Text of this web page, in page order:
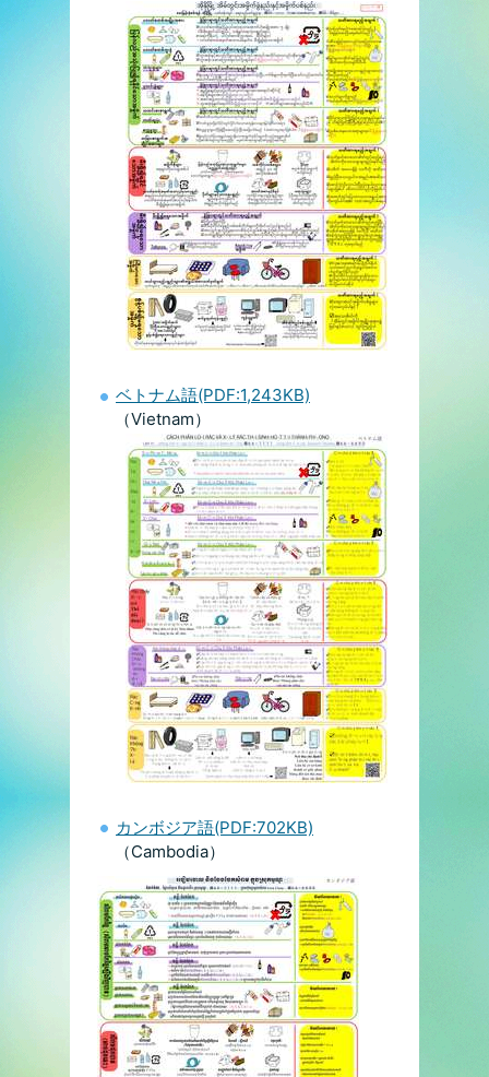
ベトナム語(PDF:1,243KB)
（Vietnam）
カンボジア語(PDF:702KB)
（Cambodia）